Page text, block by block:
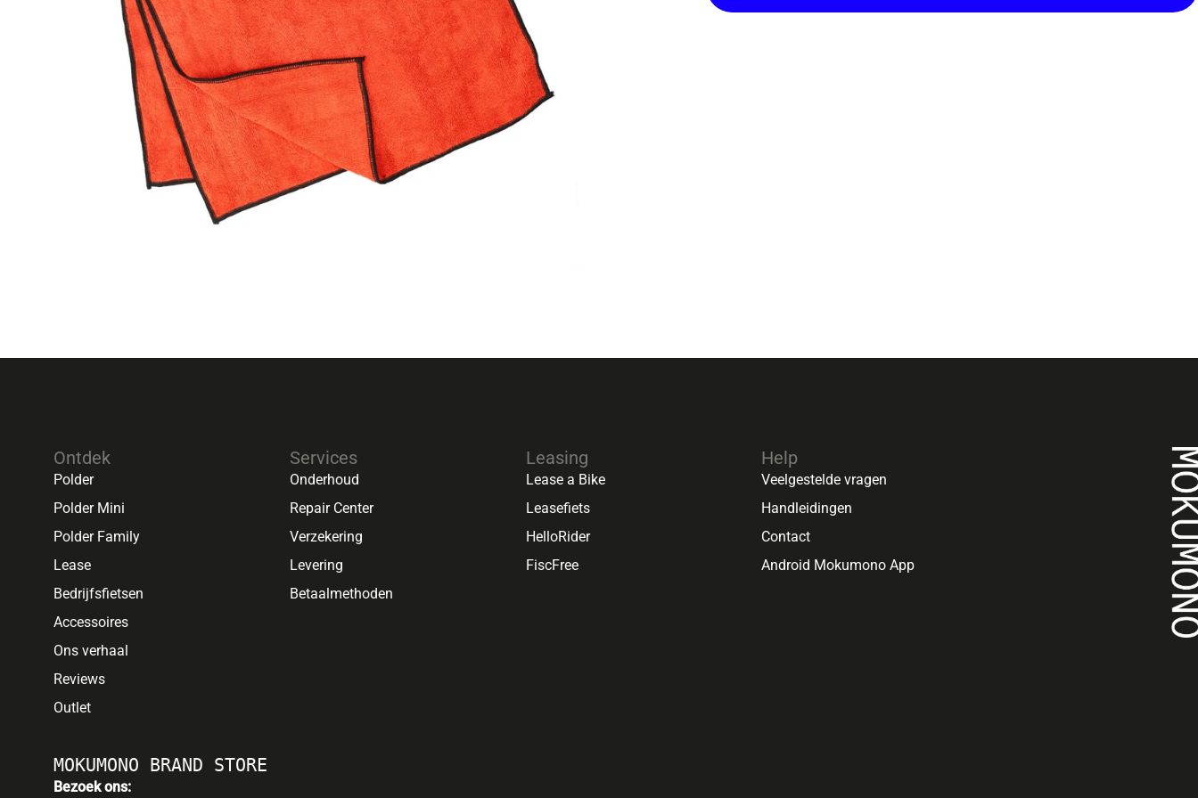
Ontdek
Polder
Polder Mini
Polder Family
Lease
Bedrijfsfietsen
Accessoires
Ons verhaal
Reviews
Outlet
Services
Onderhoud
Repair Center
Verzekering
Levering
Betaalmethoden
Leasing
Lease a Bike
Leasefiets
HelloRider
FiscFree
Help
Veelgestelde vragen
Handleidingen
Contact
Android Mokumono App
MOKUMONO BRAND STORE
Bezoek ons: